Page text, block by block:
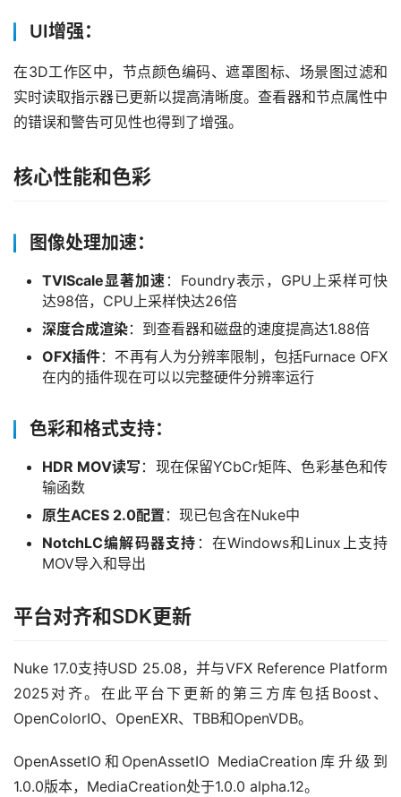
习UI增强：
在3D工作区中，节点颜色编码、遮罩图标、场景图过滤和
实时读取指示器已更新以提高清晰度。查看器和节点属性中
的错误和警告可见性也得到了增强。
核心性能和色彩
图像处理加速：
TVIScale显著加速 ：Foundry表示，GPU上采样可快
达98倍，CPU上采样快达26倍
深度合成渲染：到查看器和磁盘的速度提高达1.88倍
OFX插件：不再有人为分辨率限制，包括Furnace OFX
在内的插件现在可以以完整硬件分辨率运行
色彩和格式支持：
HDR MOV读写 ：现在保留YCbCr矩阵、色彩基色和传
输函数
原生ACES 2.0配置 ：现已包含在Nuke中
NotchLC编解码器支持 ：在Windows和Linux上支持
MOV导入和导出
平台对齐和SDK更新
Nuke 17.0支持USD 25.08，并与VFX Reference Platform
2025对齐。在此平台下更新的第三方库包括Boost、
OpenColorIO、OpenEXR、TBB和OpenVDB。
OpenAssetIO和OpenAssetIO MediaCreation库升级到
1.0.0版本，MediaCreation处于1.0.0 alpha.12。